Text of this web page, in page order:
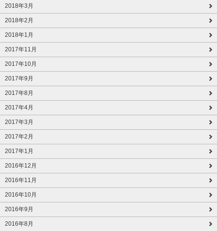
2018年3月
2018年2月
2018年1月
2017年11月
2017年10月
2017年9月
2017年8月
2017年4月
2017年3月
2017年2月
2017年1月
2016年12月
2016年11月
2016年10月
2016年9月
2016年8月